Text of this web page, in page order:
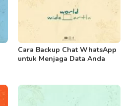
Cara Backup Chat WhatsApp
untuk Menjaga Data Anda